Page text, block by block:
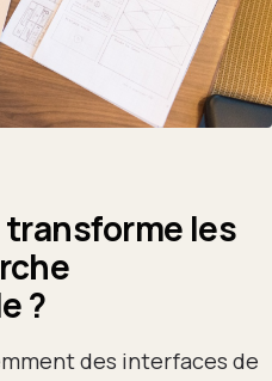
les
?
des interfaces de